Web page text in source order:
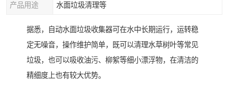
产品用途 水面垃圾清理等
据悉，自动水面垃圾收集器可在水中长期运行，运转稳
定无噪音，操作维护简单，既可以清理水草树叶等常见
垃圾，也可以吸收油污、柳絮等细小漂浮物，在清洁的
精细度上也有较大优势。